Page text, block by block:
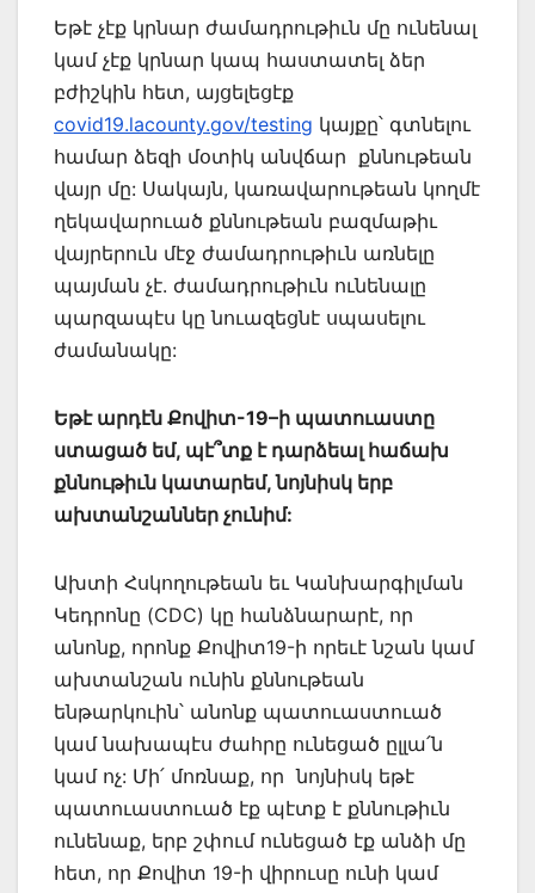
Եթէ չէք կրնար ժամադրութիւն մը ունենալ
կամ չէք կրնար կապ հաստատել ձեր
բժիշկին հետ, այցելեցէք
covid19.lacounty.gov/testing կայքը՝ գտնելու
համար ձեզի մօտիկ անվճար քննութեան
վայր մը: Սակայն, կառավարութեան կողմէ
ղեկավարուած քննութեան բազմաթիւ
վայրերուն մէջ ժամադրութիւն առնելը
պայման չէ. ժամադրութիւն ունենալը
պարզապէս կը նուազեցնէ սպասելու
ժամանակը:
Եթէ արդէն Քովիտ-19–ի պատուաստը
ստացած եմ, պէ՞տք է դարձեալ հաճախ
քննութիւն կատարեմ, նոյնիսկ երբ
ախտանշաններ չունիմ:
Ախտի Հսկողութեան եւ Կանխարգիլման
Կեդրոնը (CDC) կը հանձնարարէ, որ
անոնք, որոնք Քովիտ19-ի որեւէ նշան կամ
ախտանշան ունին քննութեան
ենթարկուին՝ անոնք պատուաստուած
կամ նախապէս ժահրը ունեցած ըլլա՛ն
կամ ոչ: Մի՛ մոռնաք, որ նոյնիսկ եթէ
պատուաստուած էք պէտք է քննութիւն
ունենաք, երբ շփում ունեցած էք անձի մը
հետ, որ Քովիտ 19-ի վիրուսը ունի կամ